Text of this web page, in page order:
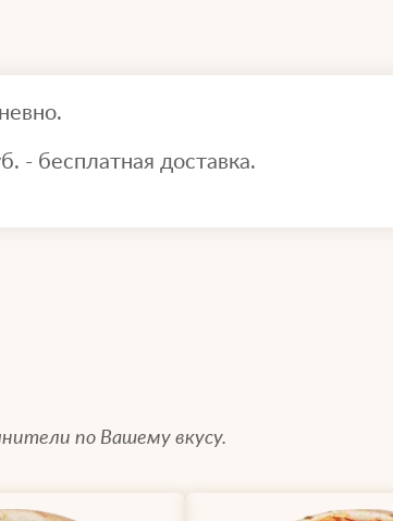
- бесплатная доставка.
по Вашему вкусу.